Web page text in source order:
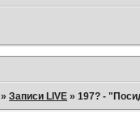
»Записи LIVE »197? -